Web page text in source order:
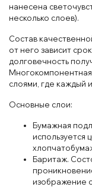
нанесена
несколько слоев).
Состав
от него зависит
долговечность
слоями, где каждый
Основные слои:
Бумажная
Баритаж.
изображение